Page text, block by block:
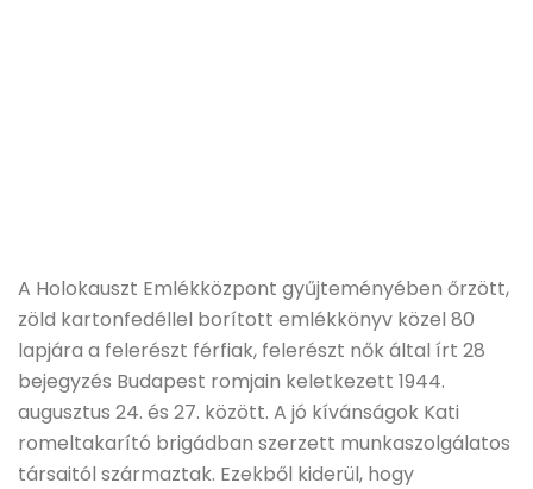
A Holokauszt Emlékközpont gyűjteményében őrzött,
zöld kartonfedéllel borított emlékkönyv közel 80
lapjára a felerészt férfiak, felerészt nők által írt 28
bejegyzés Budapest romjain keletkezett 1944.
augusztus 24. és 27. között. A jó kívánságok Kati
romeltakarító brigádban szerzett munkaszolgálatos
társaitól származtak. Ezekből kiderül, hogy